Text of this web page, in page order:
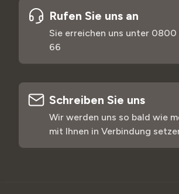
Rufen Sie uns an
Sie erreichen uns unter 0800
66
Schreiben Sie uns
Wir werden uns so bald wie
mit Ihnen in Verbindung